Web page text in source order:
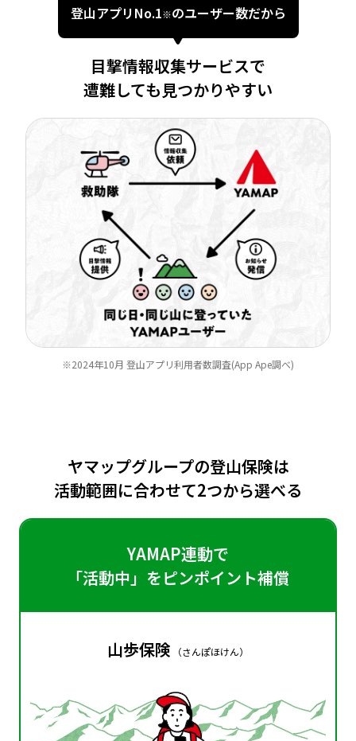
登山アプリNo.1※のユーザー数だから
目撃情報収集サービスで
遭難しても見つかりやすい
※2024年10月 登山アプリ利用者数調査(App Ape調べ)
ヤマップグループの登山保険は
活動範囲に合わせて2つから選べる
YAMAP連動で
「活動中」をピンポイント補償
山歩保険 （さんぽほけん）